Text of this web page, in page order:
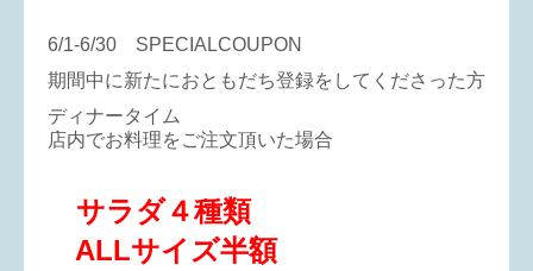
6/1-6/30 SPECIALCOUPON
期間中に新たにおともだち登録をしてくださった方
ディナータイム
店内でお料理をご注文頂いた場合
サラダ４種類
ALLサイズ半額